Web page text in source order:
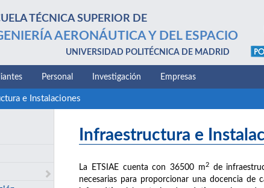
TÉCNICA SUPERIOR DE
AERONÁUTICA Y DEL ESPACIO
UNIVERSIDAD POLITÉCNICA DE MADRID
Personal Investigación Empresas
e Instalaciones
Infraestructura e
La ETSIAE cuenta con 36500 m2de
necesarias para proporcionar una docencia de